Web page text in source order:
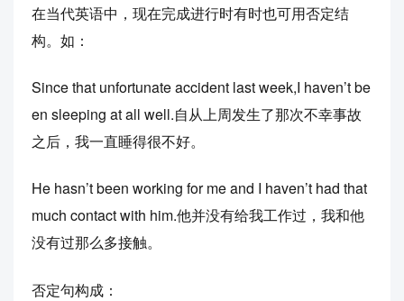
在当代英语中，现在完成进行时有时也可用否定结
构。如：
Since that unfortunate accident last week,I haven’t be
en sleeping at all well.自从上周发生了那次不幸事故
之后，我一直睡得很不好。
He hasn’t been working for me and I haven’t had that
much contact with him.他并没有给我工作过，我和他
没有过那么多接触。
否定句构成：